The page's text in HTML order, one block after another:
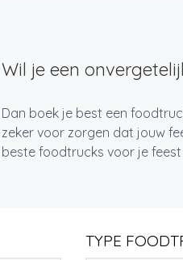
Wil je een
Dan boek je best een
zeker voor zorgen dat jouw
beste foodtrucks voor je
TYPE